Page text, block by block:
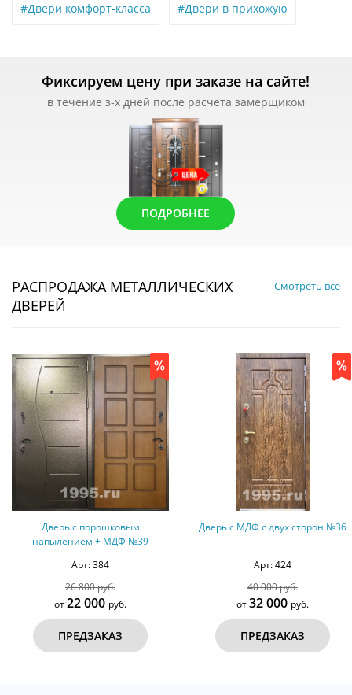
#Двери комфорт-класса #Двери в прихожую
Фиксируем цену при заказе на сайте!
в течение з-х дней после расчета замерщиком
ПОДРОБНЕЕ
РАСПРОДАЖА МЕТАЛЛИЧЕСКИХ
ДВЕРЕЙ
Смотреть все
Дверь с МДФ с двух сторон №36
от32 000
ПРЕДЗАКАЗ
Дверь с МДФ с двух
от50 000